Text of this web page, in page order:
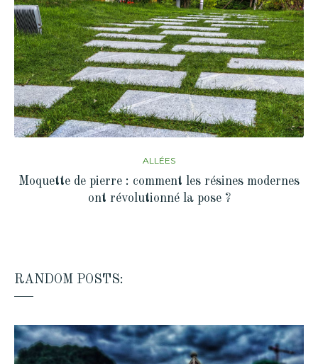
ALLÉES
Moquette de pierre : comment les résines modernes
ont révolutionné la pose ?
RANDOM POSTS: